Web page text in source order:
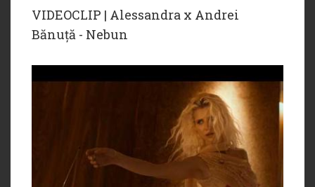
VIDEOCLIP | Alessandra x Andrei
Bănuță - Nebun